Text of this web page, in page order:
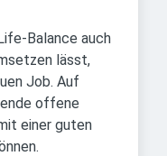
Balance auch
lässt,
Job. Auf
offene
einer guten